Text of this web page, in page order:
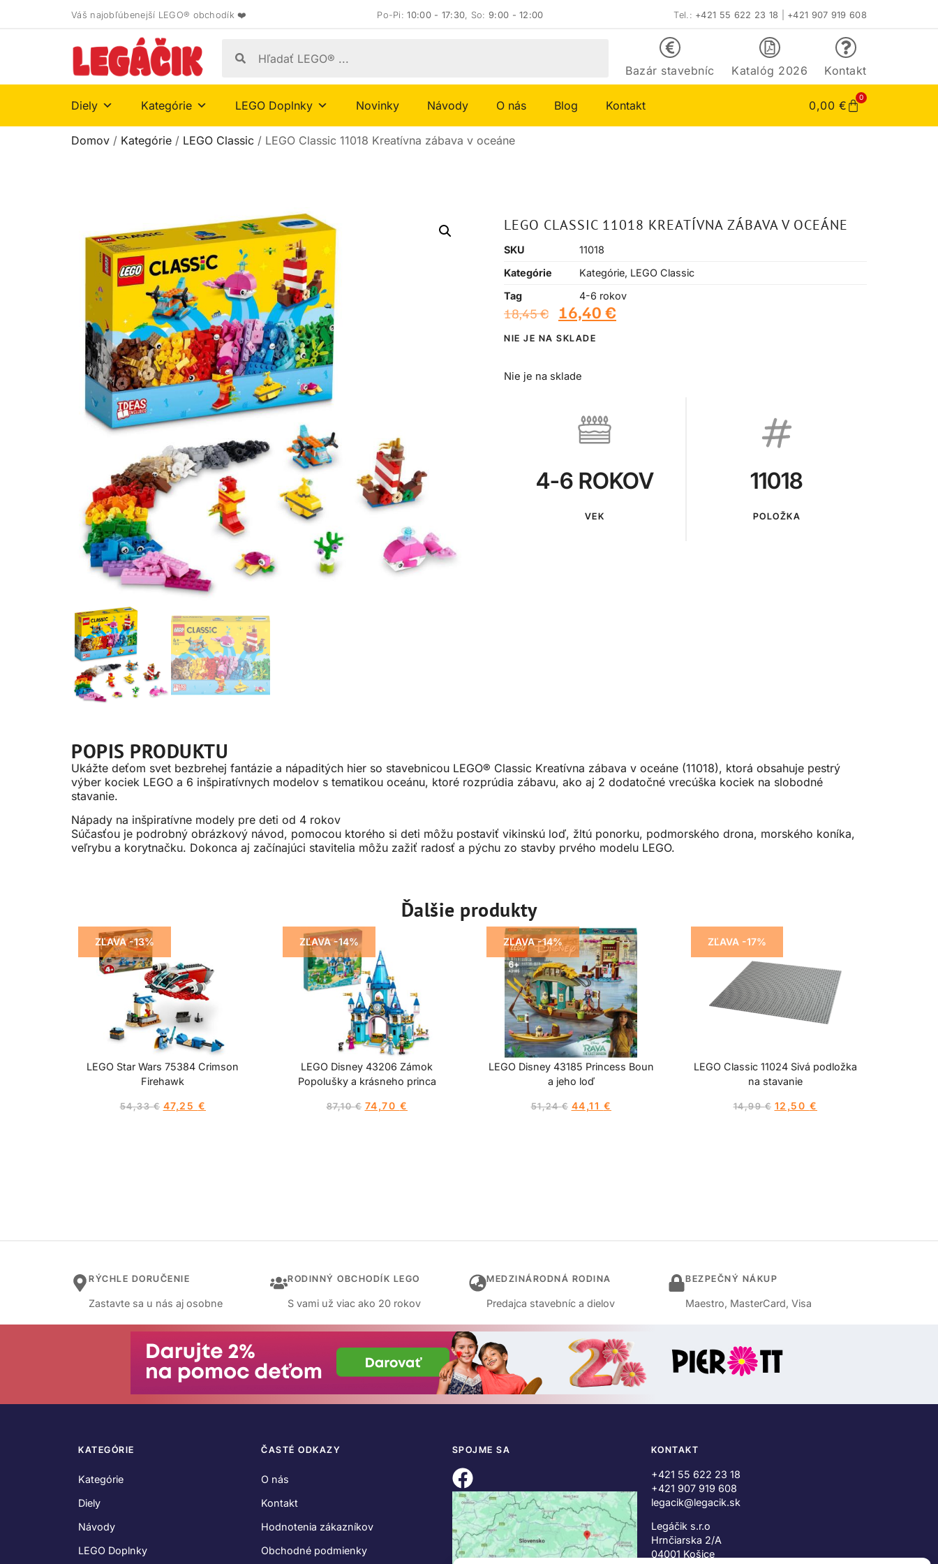
Váš najobľúbenejší LEGO® obchodík ❤️ Po-Pi:10:00 - 17:30, So:9:00 - 12:00 Tel.: +421 55 622 23 18 +421 907 919 608
Bazár stavebníc Katalóg 2026 Kontakt
Diely Kategórie LEGO Doplnky Novinky Návody O nás Blog Kontakt 0,00 €
0
Domov / Kategórie / LEGO Classic / LEGO Classic 11018 Kreatívna zábava v oceáne
LEGO CLASSIC 11018 KREATÍVNA ZÁBAVA V OCEÁNE
SKU
11018
Kategórie
Kategórie, LEGO Classic
Tag
4-6 rokov
18,45€ 16,40 €
NIE JE NA SKLADE
Nie je na sklade
4-6 ROKOV
VEK
11018
POLOŽKA
POPIS PRODUKTU
Ukážte deťom svet bezbrehej fantázie a nápaditých hier so stavebnicou LEGO® Classic Kreatívna zábava v oceáne (11018), ktorá obsahuje pestrý
výber kociek LEGO a 6 inšpiratívnych modelov s tematikou oceánu, ktoré rozprúdia zábavu, ako aj 2 dodatočné vrecúška kociek na slobodné
stavanie.
Nápady na inšpiratívne modely pre deti od 4 rokov
Súčasťou je podrobný obrázkový návod, pomocou ktorého si deti môžu postaviť vikinskú loď, žltú ponorku, podmorského drona, morského koníka,
veľrybu a korytnačku. Dokonca aj začínajúci stavitelia môžu zažiť radosť a pýchu zo stavby prvého modelu LEGO.
Ďalšie produkty
ZĽAVA -13%
LEGO Star Wars 75384 Crimson
Firehawk
54,33€ 47,25 €
ZĽAVA -14%
LEGO Disney 43206 Zámok
Popolušky a krásneho princa
87,10€ 74,70 €
ZĽAVA -14%
LEGO Disney 43185 Princess Boun
a jeho loď
51,24€ 44,11 €
ZĽAVA -17%
LEGO Classic 11024 Sivá podložka
na stavanie
14,99€ 12,50 €
RÝCHLE DORUČENIE
Zastavte sa u nás aj osobne
RODINNÝ OBCHODÍK LEGO
S vami už viac ako 20 rokov
MEDZINÁRODNÁ RODINA
Predajca stavebníc a dielov
BEZPEČNÝ NÁKUP
Maestro, MasterCard, Visa
KATEGÓRIE
Kategórie
Diely
Návody
LEGO Doplnky
ČASTÉ ODKAZY
O nás
Kontakt
Hodnotenia zákazníkov
Obchodné podmienky
SPOJME SA KONTAKT
+421 55 622 23 18
+421 907 919 608
legacik@legacik.sk
Legáčik s.r.o
Hrnčiarska 2/A
04001 Košice